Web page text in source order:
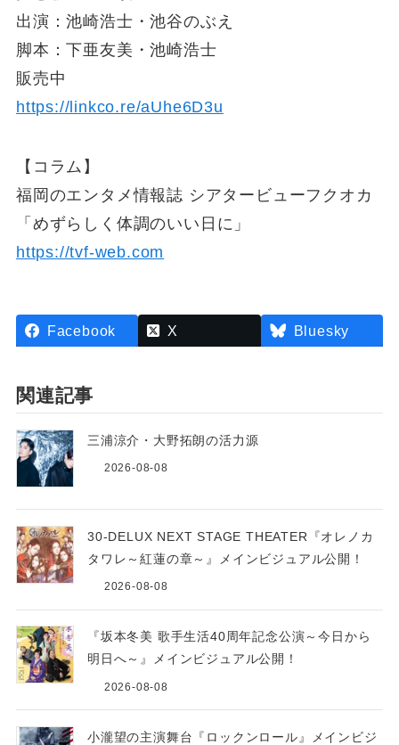
出演：池崎浩士・池谷のぶえ
脚本：下亜友美・池崎浩士
販売中
https://linkco.re/aUhe6D3u
【コラム】
福岡のエンタメ情報誌 シアタービューフクオカ
「めずらしく体調のいい日に」
https://tvf-web.com
Facebook X Bluesky
関連記事
三浦涼介・大野拓朗の活力源
2026-08-08
30-DELUX NEXT STAGE THEATER『オレノカ
タワレ～紅蓮の章～』メインビジュアル公開！
2026-08-08
『坂本冬美 歌手生活40周年記念公演～今日から
明日へ～』メインビジュアル公開！
2026-08-08
小瀧望の主演舞台『ロックンロール』メインビジ